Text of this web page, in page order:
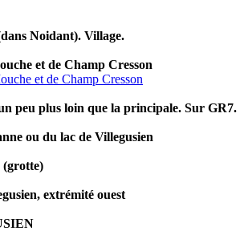
Noidant). Village.
et de Champ Cresson
et de Champ Cresson
peu plus loin que la principale. Sur GR7.
ou du lac de Villegusien
(grotte)
extrémité ouest